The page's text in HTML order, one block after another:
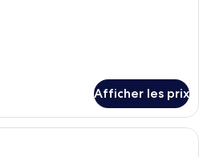
Afficher les prix
Un espace repas avec une longue